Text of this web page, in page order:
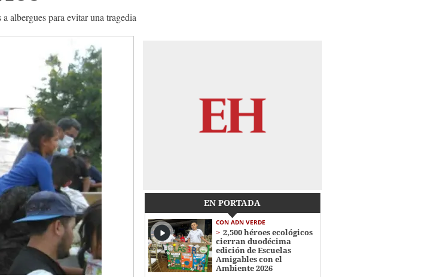
albergues para evitar una tragedia
EN PORTADA
CON ADN VERDE
2,500 héroes ecológicos
cierran duodécima
edición de Escuelas
Amigables con el
Ambiente 2026